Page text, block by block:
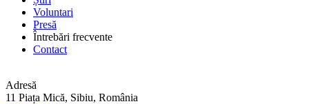
Voluntari
Presă
Întrebări frecvente
Contact
Adresă
11 Piața Mică, Sibiu, România